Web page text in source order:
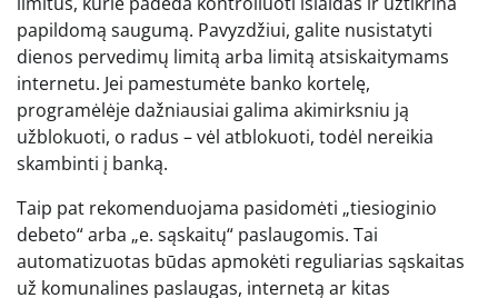
papildomą saugumą. Pavyzdžiui, galite nusistatyti
dienos pervedimų limitą arba limitą atsiskaitymams
internetu. Jei pamestumėte banko kortelę,
programėlėje dažniausiai galima akimirksniu ją
užblokuoti, o radus – vėl atblokuoti, todėl nereikia
skambinti į banką.
Taip pat rekomenduojama pasidomėti „tiesioginio
debeto“ arba „e. sąskaitų“ paslaugomis. Tai
automatizuotas būdas apmokėti reguliarias sąskaitas
už komunalines paslaugas, internetą ar kitas